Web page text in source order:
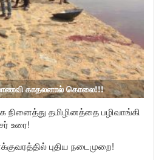
காதலனால் கொலை!!!
தமிழினத்தை பழிவாங்கி
உரை!
புதிய நடைமுறை!